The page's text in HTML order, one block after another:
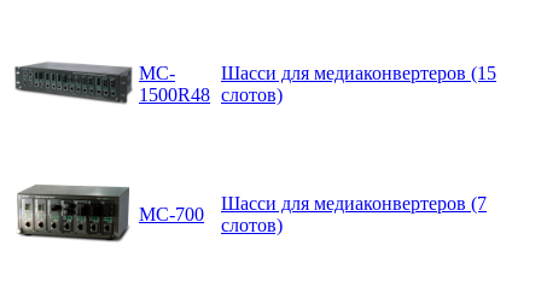
MC-
1500R48
Шасси для медиаконвертеров (15
слотов)
MC-700
Шасси для медиаконвертеров (7
слотов)